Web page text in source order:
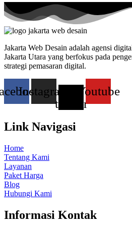
Jakarta Web Desain adalah agensi
Jakarta Utara yang berfokus pada
strategi pemasaran digital.
Instagram
twitter
Youtube
Link Navigasi
Home
Tentang Kami
Layanan
Paket Harga
Blog
Hubungi Kami
Informasi Kontak